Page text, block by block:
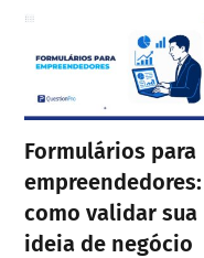
Formulários para
empreendedores:
como validar sua
ideia de negócio